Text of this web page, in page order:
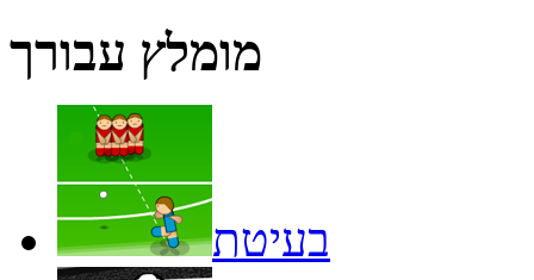
מומלץ עבורך
בעיטת